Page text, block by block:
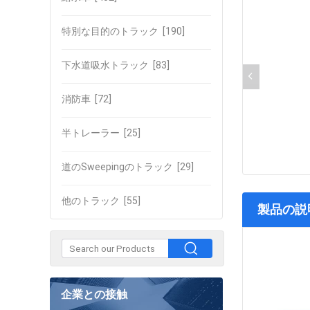
特別な目的のトラック [190]
下水道吸水トラック [83]
消防車 [72]
半トレーラー [25]
道のSweepingのトラック [29]
他のトラック [55]
企業との接触
製品の